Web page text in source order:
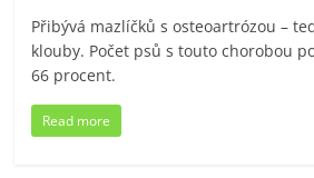
Přibývá mazlíčků s osteoartrózou –
klouby. Počet psů s touto chorobou
66 procent.
Read more